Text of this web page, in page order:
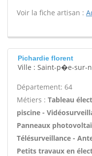
Voir la fiche artisan :
Pichardie florent
Ville : Saint-p�e-sur-
Département: 64
Métiers : Tableau
piscine -
Panneaux
Télésurveillance -
Petits travaux en